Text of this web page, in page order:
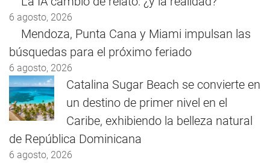
6 agosto, 2026
Mendoza, Punta Cana y Miami impulsan las
búsquedas para el próximo feriado
6 agosto, 2026
Catalina Sugar Beach se convierte en
un destino de primer nivel en el
Caribe, exhibiendo la belleza natural
de República Dominicana
6 agosto, 2026